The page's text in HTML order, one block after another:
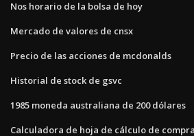
Nos horario de la bolsa de hoy
Mercado de valores de cnsx
Precio de las acciones de mcdonalds
Historial de stock de gsvc
1985 moneda australiana de 200 dólares
Calculadora de hoja de cálculo de